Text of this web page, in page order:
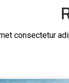
consectetur